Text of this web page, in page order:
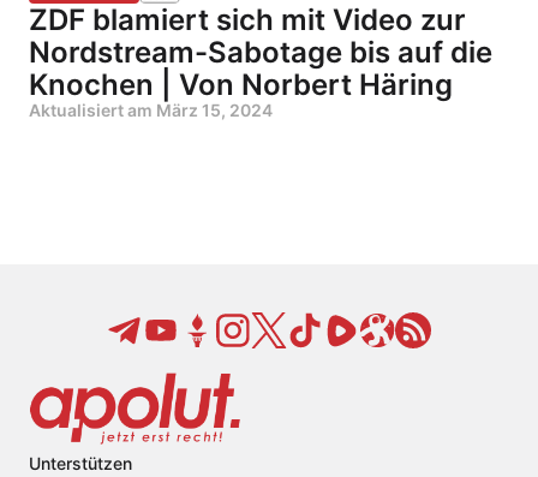
ZDF blamiert sich mit Video zur
Nordstream-Sabotage bis auf die
Knochen | Von Norbert Häring
Aktualisiert am März 15, 2024
Unterstützen